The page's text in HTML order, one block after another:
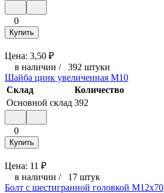
0
Купить
Цена: 3,50 ₽
в наличии / 392 штуки
Шайба цинк увеличенная М10
Склад
Количество
Основной склад 392
0
Купить
Цена: 11 ₽
в наличии / 17 штук
Болт с шестигранной головкой М12x70